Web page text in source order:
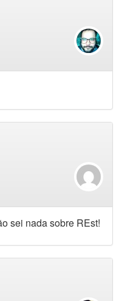
sei nada sobre REst!